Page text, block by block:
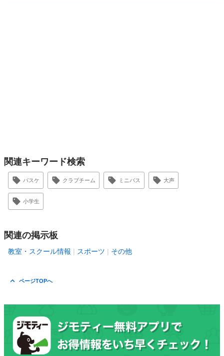
関連キーワード検索
バスケ クラブチーム ミニバス 大声
小学生
関連の掲示板
教室・スクール情報 スポーツ その他
ページTOPへ